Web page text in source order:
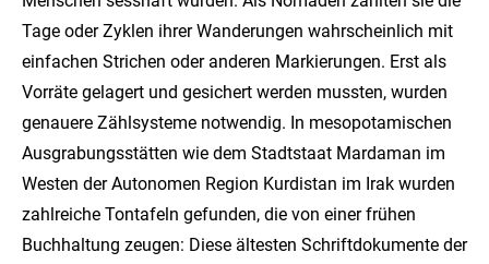
Tage oder Zyklen ihrer Wanderungen wahrscheinlich mit
einfachen Strichen oder anderen Markierungen. Erst als
Vorräte gelagert und gesichert werden mussten, wurden
genauere Zählsysteme notwendig. In mesopotamischen
Ausgrabungsstätten wie dem Stadtstaat Mardaman im
Westen der Autonomen Region Kurdistan im Irak wurden
zahlreiche Tontafeln gefunden, die von einer frühen
Buchhaltung zeugen: Diese ältesten Schriftdokumente der